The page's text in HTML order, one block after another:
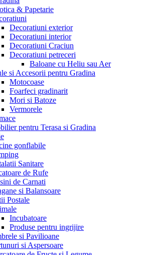
& Papetarie
Decoratiuni exterior
Decoratiuni interior
Decoratiuni Craciun
Decoratiuni petreceri
Baloane cu Heliu sau Aer
si Accesorii pentru Gradina
Motocoase
Foarfeci gradinarit
Mori si Batoze
Vermorele
pentru Terasa si Gradina
gonflabile
Sanitare
de Rufe
de Carnati
si Balansoare
Postale
Incubatoare
Produse pentru ingrijire
si Pavilioane
si Aspersoare